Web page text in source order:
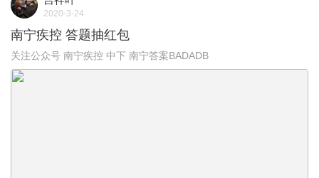
2020-3-24
南宁疾控 答题抽红包
关注公众号 南宁疾控 中下 南宁答案BADADB